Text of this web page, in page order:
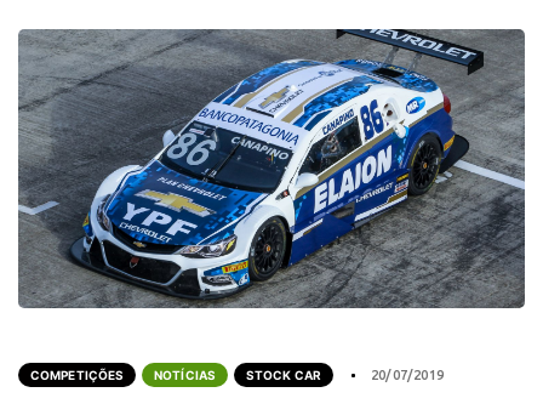
COMPETIÇÕES NOTÍCIAS STOCK CAR 20/07/2019